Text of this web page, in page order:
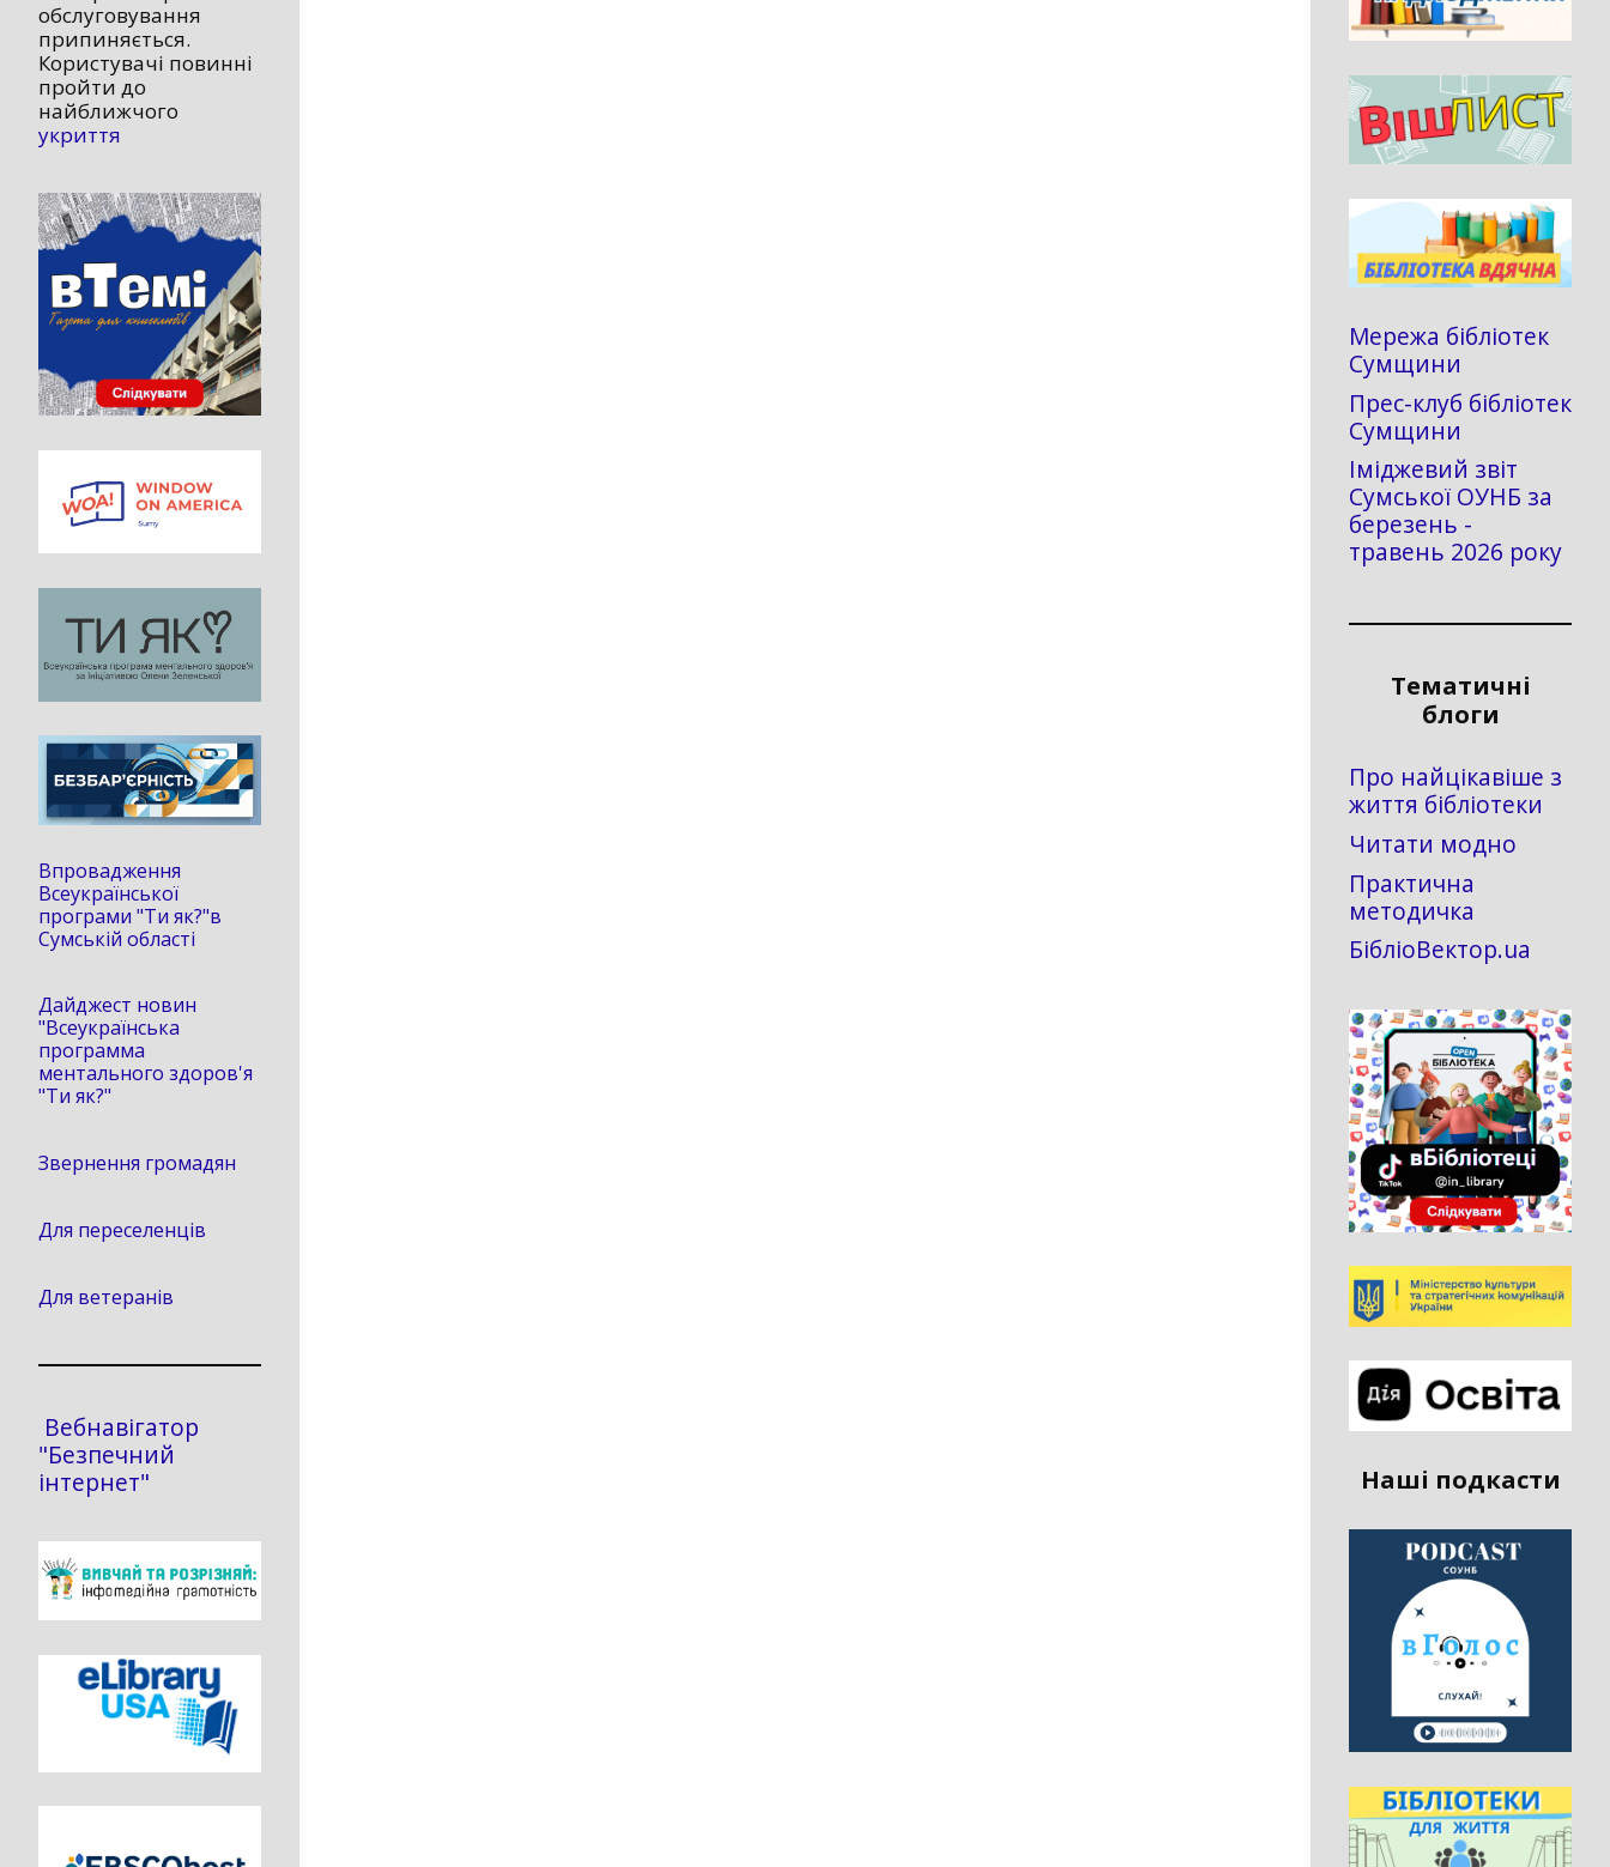
обслуговування
припиняється.
Користувачі повинні
пройти до
найближчого
укриття
Впровадження
Всеукраїнської
програми "Ти як?"в
Сумській області
Дайджест новин
"Всеукраїнська
программа
ментального здоров'я
"Ти як?"
Звернення громадян
Для переселенців
Для ветеранів
Вебнавігатор
"Безпечний
інтернет"
Мережа бібліотек
Сумщини
Прес-клуб бібліотек
Сумщини
Іміджевий звіт
Сумської ОУНБ за
березень -
травень 2026 року
Тематичні
блоги
Про найцікавіше з
життя бібліотеки
Читати модно
Практична
методичка
БібліоВектор.ua
Наші подкасти